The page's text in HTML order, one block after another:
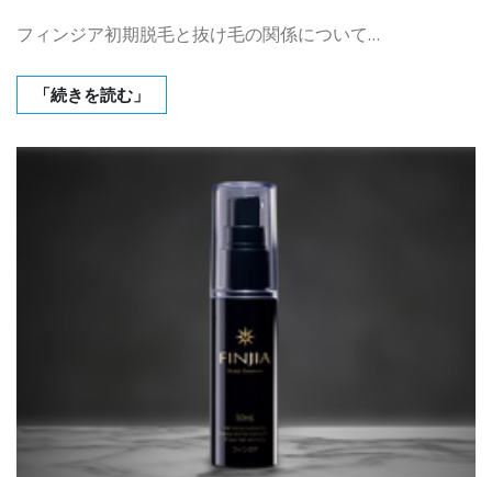
フィンジア初期脱毛と抜け毛の関係について…
「続きを読む」